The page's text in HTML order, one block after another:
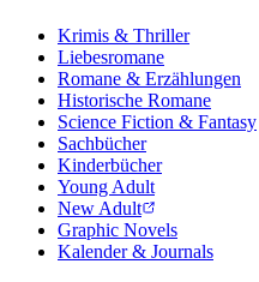
Krimis & Thriller
Liebesromane
Romane & Erzählungen
Historische Romane
Science Fiction & Fantasy
Sachbücher
Kinderbücher
Young Adult
New Adult
Graphic Novels
Kalender & Journals